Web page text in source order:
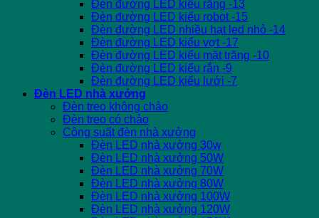
Đèn đường LED kiểu răng -13
Đèn đường LED kiểu robot -15
Đèn đường LED nhiều hạt led nhỏ -14
Đèn đường LED kiểu vợt -17
Đèn đường LED kiểu mặt trăng -10
Đèn đường LED kiểu rắn -9
Đèn đường LED kiểu lưới -7
Đèn LED nhà xưởng
Đèn treo không chảo
Đèn treo có chảo
Công suất đèn nhà xưởng
Đèn LED nhà xưởng 30w
Đèn LED nhà xưởng 50W
Đèn LED nhà xưởng 70W
Đèn LED nhà xưởng 80W
Đèn LED nhà xưởng 100W
Đèn LED nhà xưởng 120W